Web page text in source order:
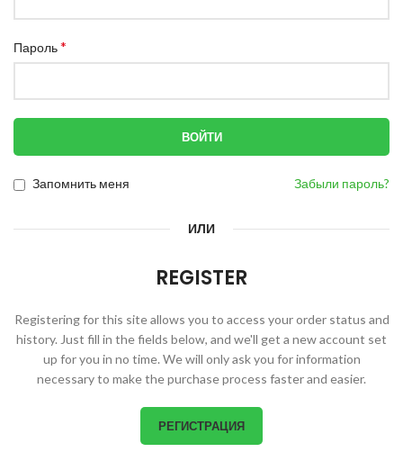
Пароль*
ВОЙТИ
Забыли пароль?
Запомнить меня
ИЛИ
REGISTER
Registering for this site allows you to access your order status and
history. Just fill in the fields below, and we'll get a new account set
up for you in no time. We will only ask you for information
necessary to make the purchase process faster and easier.
РЕГИСТРАЦИЯ